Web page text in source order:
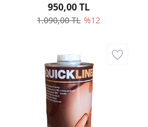
1.090,00 TL %12
950,00 TL